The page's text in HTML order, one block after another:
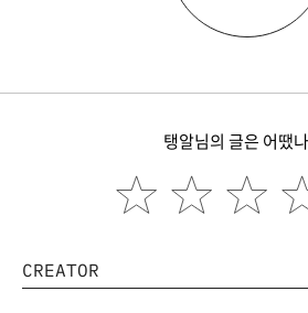
탱알님의 글은 어땠
CREATOR